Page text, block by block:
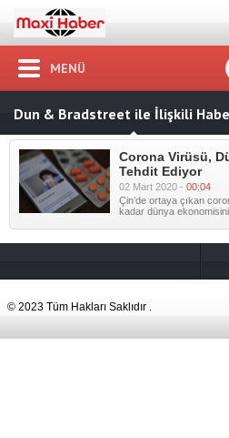
MENÜ
Dun & Bradstreet ile İlişkili
Corona Virüsü,
Tehdit Ediyor
02 Mart 2020 - 00:04
Çin’de ortaya çıkan
kadar dünya ekonomisini
© 2023 Tüm Hakları Saklıdır .